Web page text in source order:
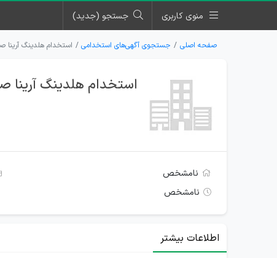
منوی کاربری جستجو (جدید)
صفحه اصلی جستجوی آگهی‌های استخدامی استخدام هلدینگ
استخدام هلدینگ
نامشخص
نامشخص
اطلاعات بیشتر